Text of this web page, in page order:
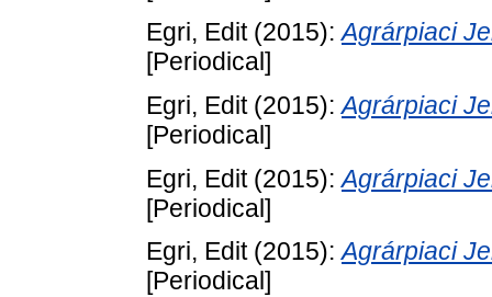
Egri, Edit(2015):Agrárpiaci
[Periodical]
Egri, Edit(2015):Agrárpiaci
[Periodical]
Egri, Edit(2015):Agrárpiaci
[Periodical]
Egri, Edit(2015):Agrárpiaci
[Periodical]